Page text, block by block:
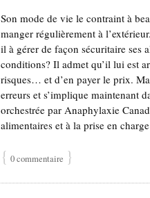
Son mode de vie le contraint à
manger régulièrement à
il à gérer de façon sécuritaire ses
conditions? Il admet qu’il lui est
risques… et d’en payer le prix.
erreurs et s’implique maintenant
orchestrée par Anaphylaxie
alimentaires et à la prise en
{ 0 commentaire }